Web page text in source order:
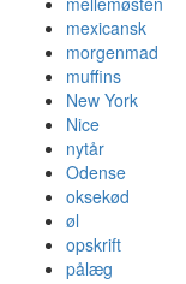
mexicansk
morgenmad
muffins
New York
Nice
nytår
Odense
oksekød
øl
opskrift
pålæg